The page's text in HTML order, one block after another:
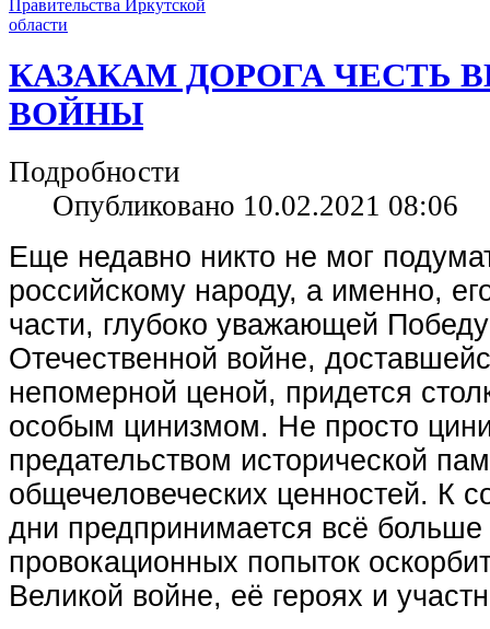
КАЗАКАМ ДОРОГА ЧЕСТЬ
ВОЙНЫ
Подробности
Опубликовано 10.02.2021 08:06
Еще недавно никто не мог
российскому народу, а именно,
части, глубоко уважающей
Отечественной войне,
непомерной ценой, придется
особым цинизмом. Не просто
предательством исторической
общечеловеческих ценностей. К
дни предпринимается всё больше
провокационных попыток
Великой войне, её героях и